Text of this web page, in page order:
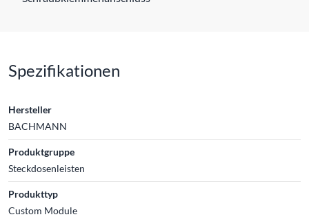
Spezifikationen
Hersteller
BACHMANN
Produktgruppe
Steckdosenleisten
Produkttyp
Custom Module